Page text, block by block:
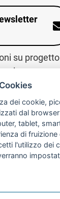
su
mappa
telefona al call
Chiama il call
center
800078611
per
366 65 36
dei cookie,
dal
tablet,
di
l'utilizzo dei